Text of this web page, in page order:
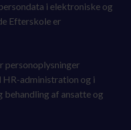
i elektroniske og
Efterskole er
personoplysninger
administration og i
af ansatte og